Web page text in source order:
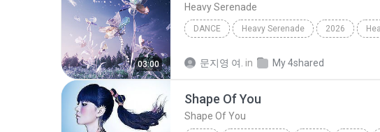
03:00
Heavy Serenade
DANCE Heavy Serenade 2026
문지영 여. in My 4shared
Shape Of You
Shape Of You